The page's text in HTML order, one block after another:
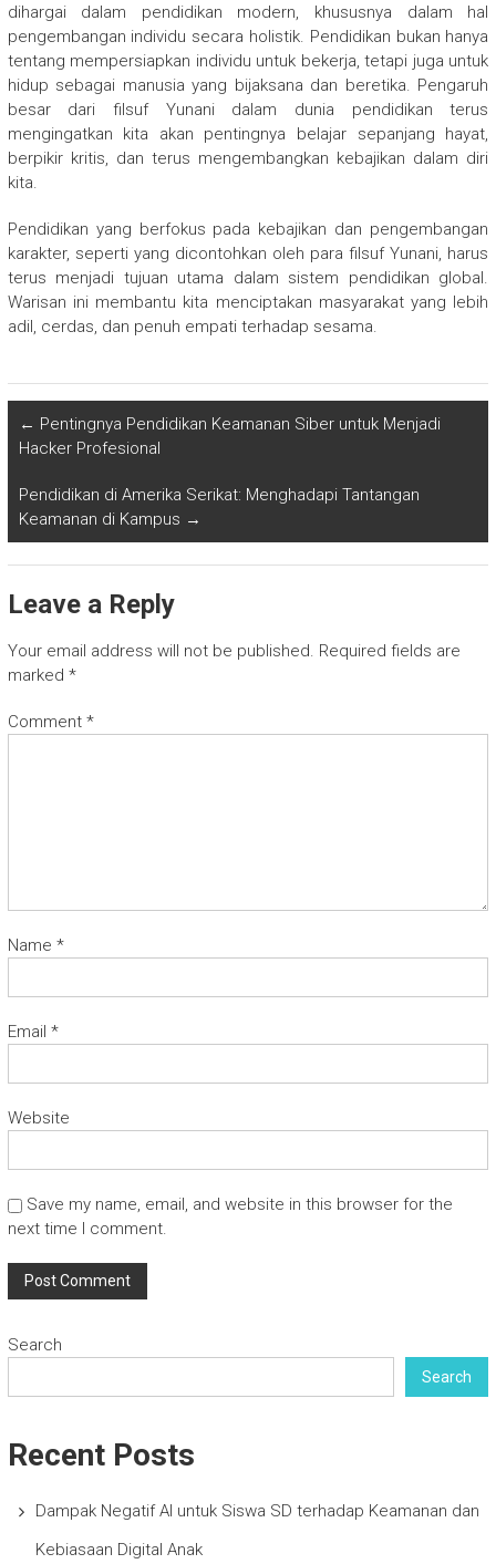
dihargai dalam pendidikan modern, khususnya dalam hal
pengembangan individu secara holistik. Pendidikan bukan hanya
tentang mempersiapkan individu untuk bekerja, tetapi juga untuk
hidup sebagai manusia yang bijaksana dan beretika. Pengaruh
besar dari filsuf Yunani dalam dunia pendidikan terus
mengingatkan kita akan pentingnya belajar sepanjang hayat,
berpikir kritis, dan terus mengembangkan kebajikan dalam diri
kita.
Pendidikan yang berfokus pada kebajikan dan pengembangan
karakter, seperti yang dicontohkan oleh para filsuf Yunani, harus
terus menjadi tujuan utama dalam sistem pendidikan global.
Warisan ini membantu kita menciptakan masyarakat yang lebih
adil, cerdas, dan penuh empati terhadap sesama.
← Pentingnya Pendidikan Keamanan Siber untuk Menjadi
Hacker Profesional
Pendidikan di Amerika Serikat: Menghadapi Tantangan
Keamanan di Kampus →
Leave a Reply
Your email address will not be published. Required fields are
marked *
Comment *
Name *
Email *
Website
Save my name, email, and website in this browser for the
next time I comment.
Search
Search
Recent Posts
Dampak Negatif AI untuk Siswa SD terhadap Keamanan dan
Kebiasaan Digital Anak